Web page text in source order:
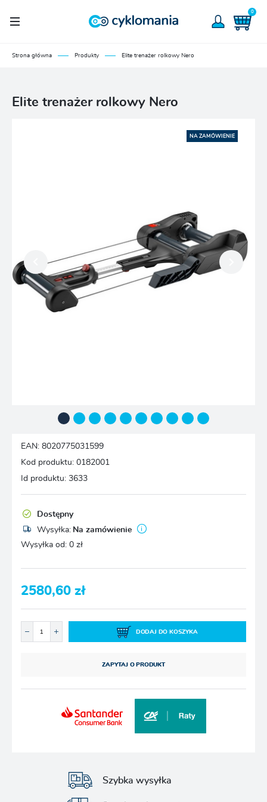
0
Strona główna Produkty Elite trenażer rolkowy Nero
Elite trenażer rolkowy Nero
NA ZAMÓWIENIE
EAN: 8020775031599
Kod produktu: 0182001
Id produktu: 3633
Dostępny
Wysyłka: Na zamówienie
Wysyłka od: 0 zł
2580,60 zł
DODAJ DO KOSZYKA
ZAPYTAJ O PRODUKT
Szybka wysyłka